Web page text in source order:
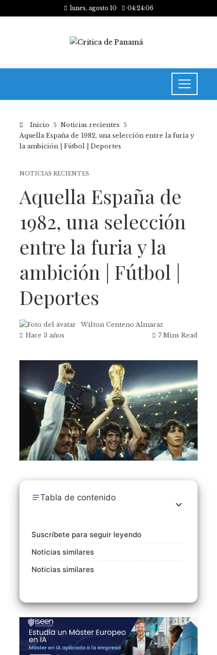
lunes, agosto 10 04:24:07
Inicio
Noticias recientes
Aquella España de 1982, una selección entre la furia y
la ambición | Fútbol | Deportes
NOTICIAS RECIENTES
Aquella España de
1982, una selección
entre la furia y la
ambición | Fútbol |
Deportes
Wilton Centeno Almaraz
Hace 3 años
7 Mins Read
Tabla de contenido
Suscríbete para seguir leyendo
Noticias similares
Noticias similares